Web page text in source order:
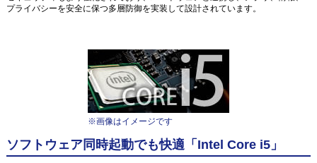
プライバシーを安全に保つ多層防御を実装して設計されています。
※画像はイメージです
ソフトウェア同時起動でも快適「Intel Core i5」